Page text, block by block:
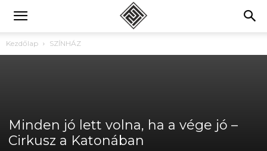
Kezdőlap SZÍNHÁZ
Minden jó lett volna, ha a vége jó –
Cirkusz a Katonában